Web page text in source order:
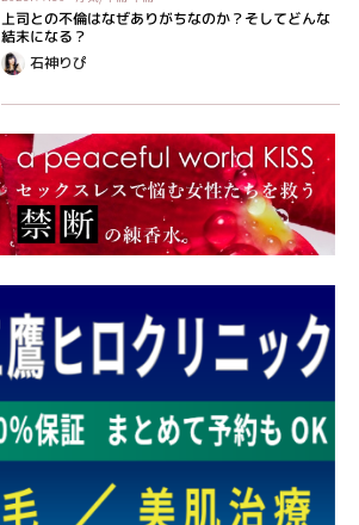
上司との不倫はなぜありがちなのか？そしてどんな
結末になる？
石神りぴ